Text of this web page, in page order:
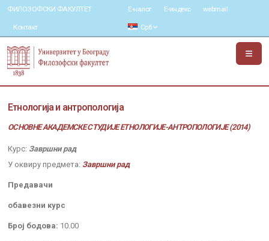
ФИЛОЗОФСКИ ФАКУЛТЕТ
Контакт
Е-налог Е-индекс webmail
Срб
Етнологија и антропологија
ОСНОВНЕ АКАДЕМСКЕ СТУДИЈЕ ЕТНОЛОГИЈЕ-АНТРОПОЛОГИЈЕ (2014)
Курс: Завршни рад
У оквиру предмета: Завршни рад
Предавачи
обавезни курс
Број бодова: 10.00